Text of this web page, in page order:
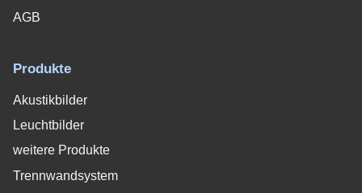
AGB
Produkte
Akustikbilder
Leuchtbilder
weitere Produkte
Trennwandsystem